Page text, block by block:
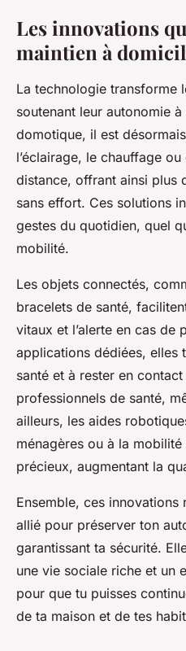
Les innovations
maintien à
La technologie transforme
soutenant leur autonomie
domotique, il est
l’éclairage, le chauffage
distance, offrant ainsi plus
sans effort. Ces solutions
gestes du quotidien, quel
mobilité.
Les objets connectés,
bracelets de santé,
vitaux et l’alerte en cas de
applications dédiées, elles
santé et à rester en
professionnels de santé,
ailleurs, les aides
ménagères ou à la
précieux, augmentant la
Ensemble, ces innovations
allié pour préserver ton
garantissant ta sécurité.
une vie sociale riche et un
pour que tu puisses
de ta maison et de tes